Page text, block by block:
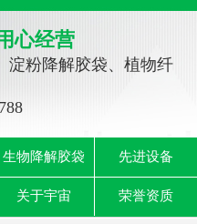
心经营
淀粉降解胶袋、植物纤
生物降解胶袋 先进设备
关于宇宙 荣誉资质